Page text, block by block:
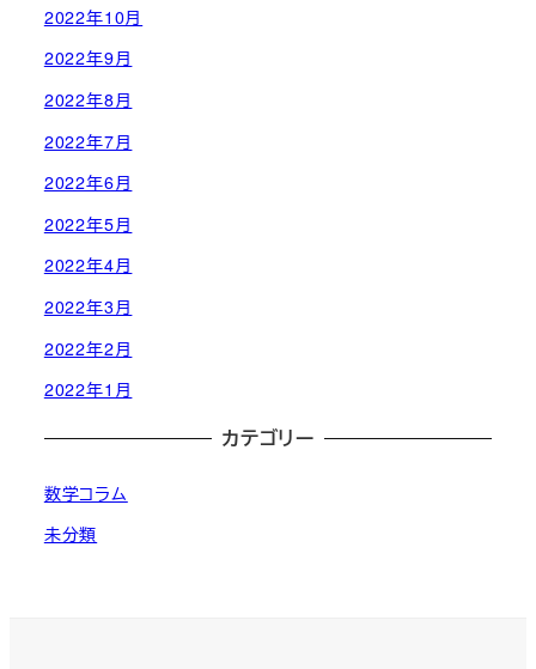
2022年10月
2022年9月
2022年8月
2022年7月
2022年6月
2022年5月
2022年4月
2022年3月
2022年2月
2022年1月
カテゴリー
数学コラム
未分類